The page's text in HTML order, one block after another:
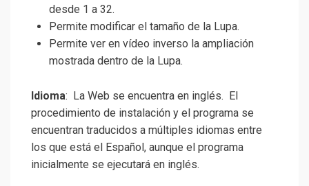
desde 1 a 32.
Permite modificar el tamaño de la Lupa.
Permite ver en vídeo inverso la ampliación
mostrada dentro de la Lupa.
Idioma: La Web se encuentra en inglés. El
procedimiento de instalación y el programa se
encuentran traducidos a múltiples idiomas entre
los que está el Español, aunque el programa
inicialmente se ejecutará en inglés.